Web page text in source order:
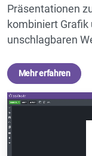
Präsentationen
kombiniert
unschlagbaren
Mehr erfahren